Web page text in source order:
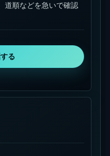
道順などを急いで確認
る